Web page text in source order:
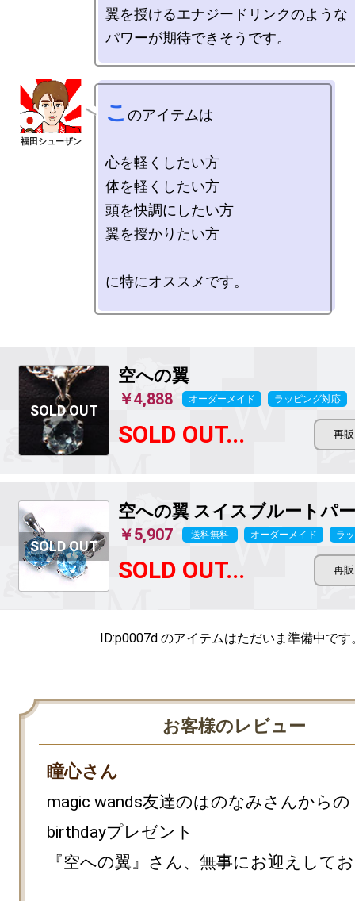
翼を授けるエナジードリンクのような
こ のアイテムは
心を軽くしたい方
体を軽くしたい方
頭を快調にしたい方
翼を授かりたい方
に特にオススメです。
空への翼
￥4,888 オーダーメイド ラッピング対応
SOLD OUT...
空への翼 スイスブルートパ
￥5,907 送料無料 オーダーメイド ラ
SOLD OUT...
ID:p0007d のアイテムはただいま準備中です
お客様のレビュー
瞳心さん
magic wands友達のはのなみさんからの
birthdayプレゼント
『空への翼』さん、無事にお迎えして